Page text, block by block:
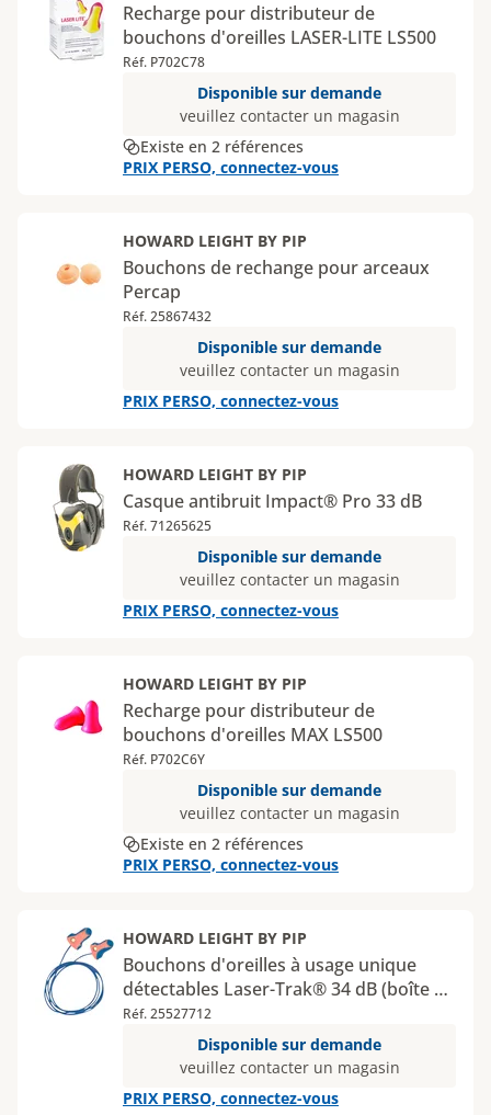
Recharge pour distributeur de
bouchons d'oreilles LASER-LITE LS500
Réf. P702C78
Disponible sur demande
veuillez contacter un magasin
Existe en 2 références
PRIX PERSO, connectez-vous
HOWARD LEIGHT BY PIP
Bouchons de rechange pour arceaux
Percap
Réf. 25867432
Disponible sur demande
veuillez contacter un magasin
PRIX PERSO, connectez-vous
HOWARD LEIGHT BY PIP
Casque antibruit Impact® Pro 33 dB
Réf. 71265625
Disponible sur demande
veuillez contacter un magasin
PRIX PERSO, connectez-vous
HOWARD LEIGHT BY PIP
Recharge pour distributeur de
bouchons d'oreilles MAX LS500
Réf. P702C6Y
Disponible sur demande
veuillez contacter un magasin
Existe en 2 références
PRIX PERSO, connectez-vous
HOWARD LEIGHT BY PIP
Bouchons d'oreilles à usage unique
détectables Laser-Trak® 34 dB (boîte de
100 paires)
Réf. 25527712
Disponible sur demande
veuillez contacter un magasin
PRIX PERSO, connectez-vous